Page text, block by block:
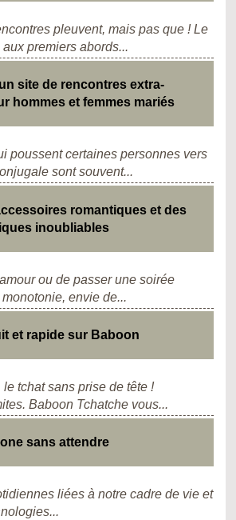
pleuvent, mais pas que ! Le
premiers abords...
site de rencontres extra-
hommes et femmes mariés
poussent certaines personnes vers
sont souvent...
romantiques et des
inoubliables
ou de passer une soirée
envie de...
et rapide sur Baboon
tchat sans prise de tête !
Baboon Tchatche vous...
sans attendre
liées à notre cadre de vie et